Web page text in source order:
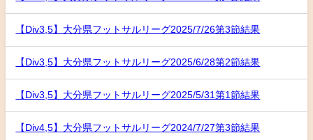
【Div3,5】大分県フットサルリーグ2025/7/26第3節結果
【Div3,5】大分県フットサルリーグ2025/6/28第2節結果
【Div3,5】大分県フットサルリーグ2025/5/31第1節結果
【Div4,5】大分県フットサルリーグ2024/7/27第3節結果